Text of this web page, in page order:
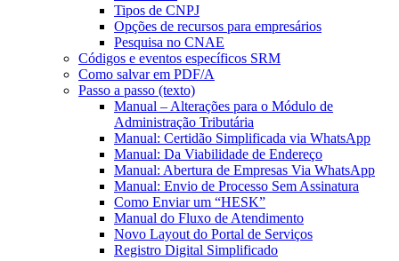
Tipos de CNPJ
Opções de recursos para empresários
Pesquisa no CNAE
Códigos e eventos específicos SRM
Como salvar em PDF/A
Passo a passo (texto)
Manual – Alterações para o Módulo de
Administração Tributária
Manual: Certidão Simplificada via WhatsApp
Manual: Da Viabilidade de Endereço
Manual: Abertura de Empresas Via WhatsApp
Manual: Envio de Processo Sem Assinatura
Como Enviar um “HESK”
Manual do Fluxo de Atendimento
Novo Layout do Portal de Serviços
Registro Digital Simplificado